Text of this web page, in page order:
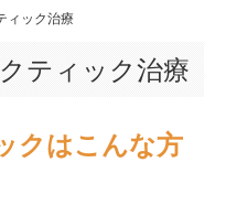
ィック治療
ティック治療
クはこんな方